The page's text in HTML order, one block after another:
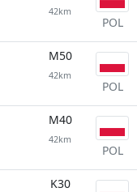
42km
POL
M50
42km
POL
M40
42km
POL
K30